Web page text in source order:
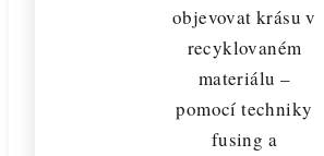
objevovat krásu v
recyklovaném
materiálu –
pomocí techniky
fusing a